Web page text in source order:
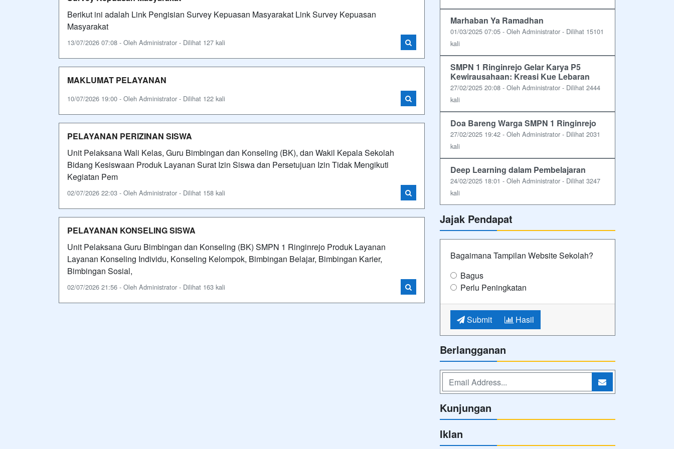
Berikut ini adalah Link Pengisian Survey Kepuasan Masyarakat Link Survey Kepuasan
Masyarakat
13/07/2026 07:08 - Oleh Administrator - Dilihat 127 kali
MAKLUMAT PELAYANAN
10/07/2026 19:00 - Oleh Administrator - Dilihat 122 kali
PELAYANAN PERIZINAN SISWA
Unit Pelaksana Wali Kelas, Guru Bimbingan dan Konseling (BK), dan Wakil Kepala Sekolah
Bidang Kesiswaan Produk Layanan Surat Izin Siswa dan Persetujuan Izin Tidak Mengikuti
Kegiatan Pem
02/07/2026 22:03 - Oleh Administrator - Dilihat 158 kali
PELAYANAN KONSELING SISWA
Unit Pelaksana Guru Bimbingan dan Konseling (BK) SMPN 1 Ringinrejo Produk Layanan
Layanan Konseling Individu, Konseling Kelompok, Bimbingan Belajar, Bimbingan Karier,
Bimbingan Sosial,
02/07/2026 21:56 - Oleh Administrator - Dilihat 163 kali
Marhaban Ya Ramadhan
01/03/2025 07:05 - Oleh Administrator - Dilihat 15101
kali
SMPN 1 Ringinrejo Gelar Karya P5
Kewirausahaan: Kreasi Kue Lebaran
27/02/2025 20:08 - Oleh Administrator - Dilihat 2444
kali
Doa Bareng Warga SMPN 1 Ringinrejo
27/02/2025 19:42 - Oleh Administrator - Dilihat 2031
kali
Deep Learning dalam Pembelajaran
24/02/2025 18:01 - Oleh Administrator - Dilihat 3247
kali
Jajak Pendapat
Bagaimana Tampilan Website Sekolah?
Bagus
Perlu Peningkatan
Submit Hasil
Berlangganan
Kunjungan
Iklan